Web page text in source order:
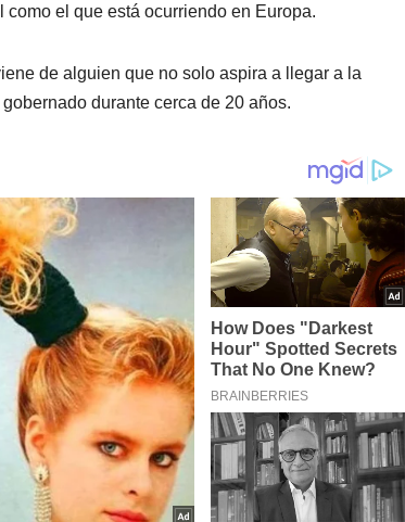
el que está ocurriendo en Europa.
de alguien que no solo aspira a llegar a la
durante cerca de 20 años.